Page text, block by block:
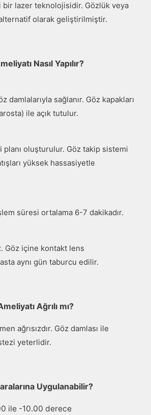
bir lazer teknolojisidir. Gözlük veya
olarak geliştirilmiştir.
Nasıl Yapılır?
damlalarıyla sağlanır. Göz kapakları
ile açık tutulur.
planı oluşturulur. Göz takip sistemi
yüksek hassasiyetle
süresi ortalama 6-7 dakikadır.
Göz içine kontakt lens
aynı gün taburcu edilir.
Ağrılı mı?
ağrısızdır. Göz damlası ile
yeterlidir.
Uygulanabilir?
ile -10.00 derece